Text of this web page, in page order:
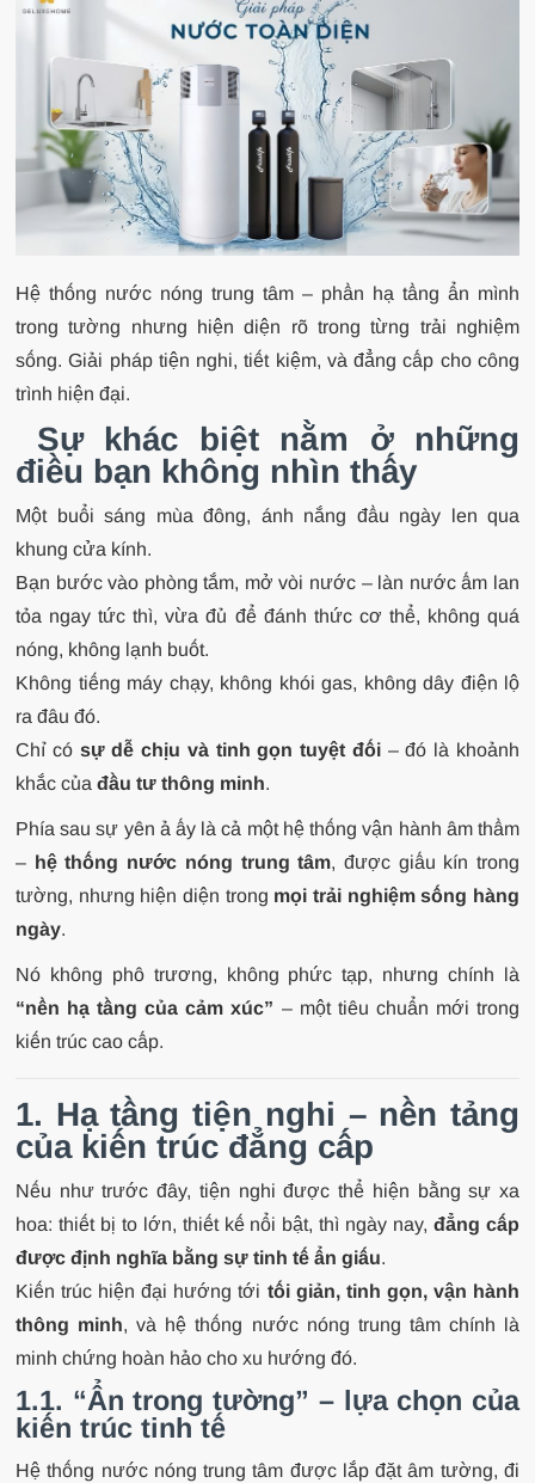
Hệ thống nước nóng trung tâm – phần hạ tầng ẩn mình
trong tường nhưng hiện diện rõ trong từng trải nghiệm
sống. Giải pháp tiện nghi, tiết kiệm, và đẳng cấp cho công
trình hiện đại.
Sự khác biệt nằm ở những
điều bạn không nhìn thấy
Một buổi sáng mùa đông, ánh nắng đầu ngày len qua
khung cửa kính.
Bạn bước vào phòng tắm, mở vòi nước – làn nước ấm lan
tỏa ngay tức thì, vừa đủ để đánh thức cơ thể, không quá
nóng, không lạnh buốt.
Không tiếng máy chạy, không khói gas, không dây điện lộ
ra đâu đó.
Chỉ có sự dễ chịu và tinh gọn tuyệt đối– đó là khoảnh
khắc của đầu tư thông minh.
Phía sau sự yên ả ấy là cả một hệ thống vận hành âm thầm
– hệ thống nước nóng trung tâm, được giấu kín trong
tường, nhưng hiện diện trong mọi trải nghiệm sống hàng
ngày.
Nó không phô trương, không phức tạp, nhưng chính là
“nền hạ tầng của cảm xúc” – một tiêu chuẩn mới trong
kiến trúc cao cấp.
1. Hạ tầng tiện nghi – nền tảng
của kiến trúc đẳng cấp
Nếu như trước đây, tiện nghi được thể hiện bằng sự xa
hoa: thiết bị to lớn, thiết kế nổi bật, thì ngày nay,đẳng cấp
được định nghĩa bằng sự tinh tế ẩn giấu.
Kiến trúc hiện đại hướng tới tối giản, tinh gọn, vận hành
thông minh, và hệ thống nước nóng trung tâm chính là
minh chứng hoàn hảo cho xu hướng đó.
1.1. “Ẩn trong tường” – lựa chọn của
kiến trúc tinh tế
Hệ thống nước nóng trung tâm được lắp đặt âm tường, đi